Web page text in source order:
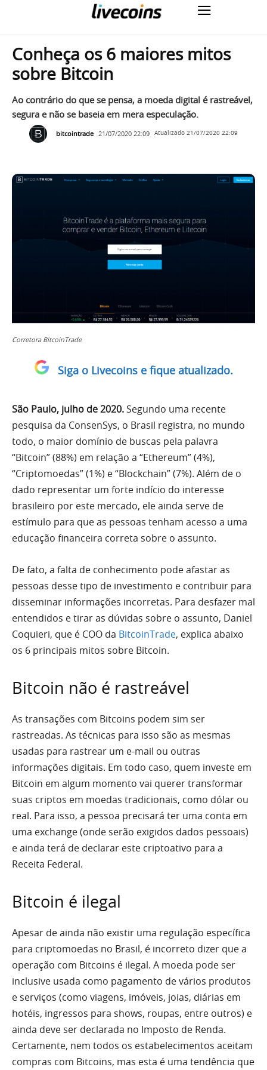
Conheça os 6 maiores mitos
sobre Bitcoin
Ao contrário do que se pensa, a moeda digital é rastreável,
segura e não se baseia em mera especulação.
bitcointrade 21/07/2020 22:09 Atualizado 21/07/2020 22:09
Corretora BitcoinTrade
Siga o Livecoins e fique atualizado.
São Paulo, julho de 2020.Segundo uma recente
pesquisa da ConsenSys, o Brasil registra, no mundo
todo, o maior domínio de buscas pela palavra
“Bitcoin” (88%) em relação a “Ethereum” (4%),
“Criptomoedas” (1%) e “Blockchain” (7%). Além de o
dado representar um forte indício do interesse
brasileiro por este mercado, ele ainda serve de
estímulo para que as pessoas tenham acesso a uma
educação financeira correta sobre o assunto.
De fato, a falta de conhecimento pode afastar as
pessoas desse tipo de investimento e contribuir para
disseminar informações incorretas. Para desfazer mal
entendidos e tirar as dúvidas sobre o assunto, Daniel
Coquieri, que é COO da BitcoinTrade, explica abaixo
os 6 principais mitos sobre Bitcoin.
Bitcoin não é rastreável
As transações com Bitcoins podem sim ser
rastreadas. As técnicas para isso são as mesmas
usadas para rastrear um e-mail ou outras
informações digitais. Em todo caso, quem investe em
Bitcoin em algum momento vai querer transformar
suas criptos em moedas tradicionais, como dólar ou
real. Para isso, a pessoa precisará ter uma conta em
uma exchange (onde serão exigidos dados pessoais)
e ainda terá de declarar este criptoativo para a
Receita Federal.
Bitcoin é ilegal
Apesar de ainda não existir uma regulação específica
para criptomoedas no Brasil, é incorreto dizer que a
operação com Bitcoins é ilegal. A moeda pode ser
inclusive usada como pagamento de vários produtos
e serviços (como viagens, imóveis, joias, diárias em
hotéis, ingressos para shows, roupas, entre outros) e
ainda deve ser declarada no Imposto de Renda.
Certamente, nem todos os estabelecimentos aceitam
compras com Bitcoins, mas esta é uma tendência que